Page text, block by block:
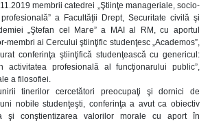
membrii catedrei „Ştiinţe manageriale, socio-
a Facultăţii Drept, Securitate civilă şi
„Ştefan cel Mare” a MAI al RM, cu aportul
membri ai Cercului ştiinţific studenţesc „Academos”,
conferinţa ştiinţifică studenţească cu genericul:
activitatea profesională al funcţionarului public”,
a filosofiei.
tinerilor cercetători preocupaţi şi dornici de
nobile studenţeşti, conferinţa a avut ca obiectiv
şi conştientizarea valorilor morale cu aport în